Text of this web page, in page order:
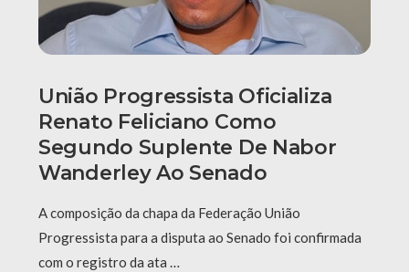
União Progressista Oficializa
Renato Feliciano Como
Segundo Suplente De Nabor
Wanderley Ao Senado
A composição da chapa da Federação União
Progressista para a disputa ao Senado foi confirmada
com o registro da ata …